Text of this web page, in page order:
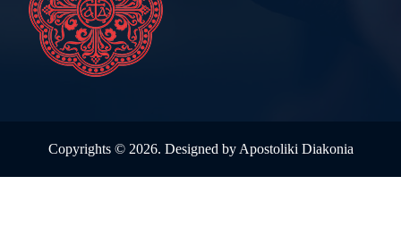
Copyrights © 2026. Designed by Apostoliki Diakonia